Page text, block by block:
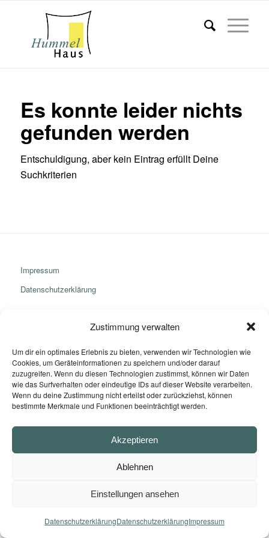
Zustimmung verwalten
Um dir ein optimales Erlebnis zu bieten, verwenden wir Technologien wie
Cookies, um Geräteinformationen zu speichern und/oder darauf
zuzugreifen. Wenn du diesen Technologien zustimmst, können wir Daten
wie das Surfverhalten oder eindeutige IDs auf dieser Website verarbeiten.
Wenn du deine Zustimmung nicht erteilst oder zurückziehst, können
bestimmte Merkmale und Funktionen beeinträchtigt werden.
Akzeptieren
Ablehnen
Einstellungen ansehen
DatenschutzerklärungDatenschutzerklärungImpressum
Es konnte leider nichts
gefunden werden
Entschuldigung, aber kein Eintrag erfüllt Deine
Suchkriterien
Impressum
Datenschutzerklärung
© Copyright -Hummelhaus Weimar